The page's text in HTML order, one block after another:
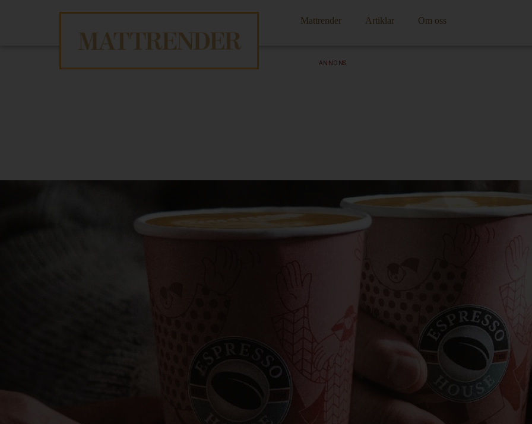
Mattrender Artiklar Om oss
ANNONS